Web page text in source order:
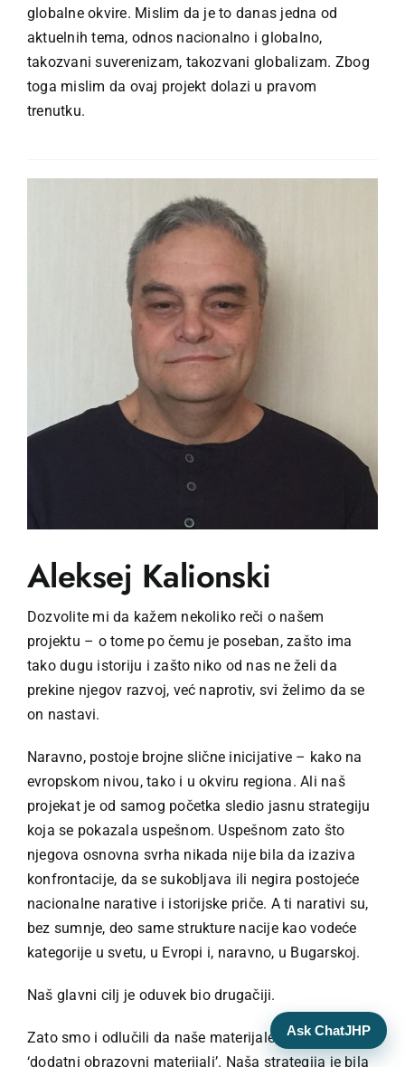
globalne okvire. Mislim da je to danas jedna od
aktuelnih tema, odnos nacionalno i globalno,
takozvani suverenizam, takozvani globalizam. Zbog
toga mislim da ovaj projekt dolazi u pravom
trenutku.
Aleksej Kalionski
Dozvolite mi da kažem nekoliko reči o našem
projektu – o tome po čemu je poseban, zašto ima
tako dugu istoriju i zašto niko od nas ne želi da
prekine njegov razvoj, već naprotiv, svi želimo da se
on nastavi.
Naravno, postoje brojne slične inicijative – kako na
evropskom nivou, tako i u okviru regiona. Ali naš
projekat je od samog početka sledio jasnu strategiju
koja se pokazala uspešnom. Uspešnom zato što
njegova osnovna svrha nikada nije bila da izaziva
konfrontacije, da se sukobljava ili negira postojeće
nacionalne narative i istorijske priče. A ti narativi su,
bez sumnje, deo same strukture nacije kao vodeće
kategorije u svetu, u Evropi i, naravno, u Bugarskoj.
Naš glavni cilj je oduvek bio drugačiji.
Zato smo i odlučili da naše materijale nazovemo
‘dodatni obrazovni materijali’. Naša strategija je bila
Ask ChatJHP